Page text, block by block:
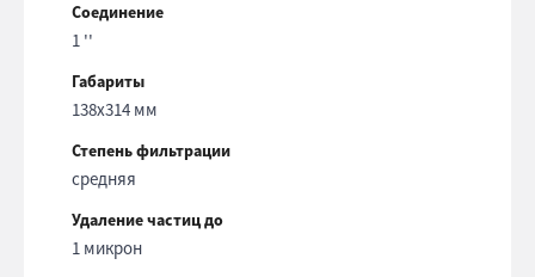
Соединение
1 ''
Габариты
138х314 мм
Степень фильтрации
средняя
Удаление частиц до
1 микрон